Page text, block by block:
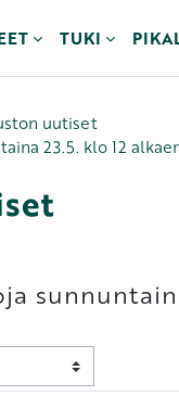
TUKI
uutiset
23.5. klo 12